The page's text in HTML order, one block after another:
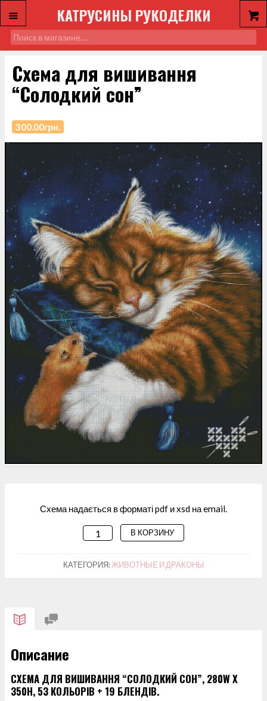
КАТРУСИНЫ РУКОДЕЛКИ
Схема для вишивання
“Солодкий сон”
300.00грн.
Схема надається в форматі pdf и xsd на email.
КОЛИЧЕСТВО
СХЕМА
ДЛЯ
В КОРЗИНУ
КАТЕГОРИЯ:ЖИВОТНЫЕ И ДРАКОНЫ
Описание
СХЕМА ДЛЯ ВИШИВАННЯ “СОЛОДКИЙ СОН”, 280W X
350H, 53 КОЛЬОРІВ + 19 БЛЕНДІВ.